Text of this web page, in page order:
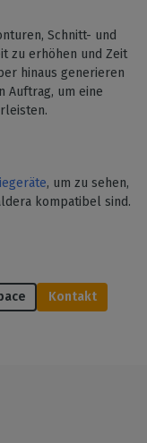
Schnitt- und
zu erhöhen und Zeit
hinaus generieren
Auftrag, um eine
, um zu sehen,
kompatibel sind.
Kontakt